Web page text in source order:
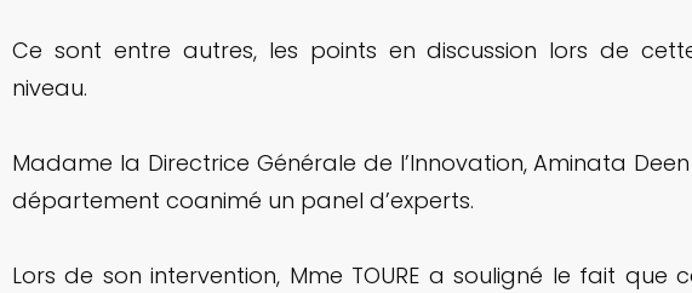
Ce sont entre autres, les points en discussion lors de
niveau.
Madame la Directrice Générale de l’Innovation, Aminata
département coanimé un panel d’experts.
Lors de son intervention, Mme TOURE a souligné le fait que